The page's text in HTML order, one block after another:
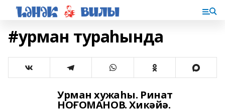
#урман тураһында
Урман хужаһы. Ринат
НОҒОМАНОВ. Хикәйә.